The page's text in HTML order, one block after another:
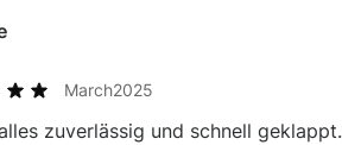
March2025
zuverlässig und schnell geklappt.